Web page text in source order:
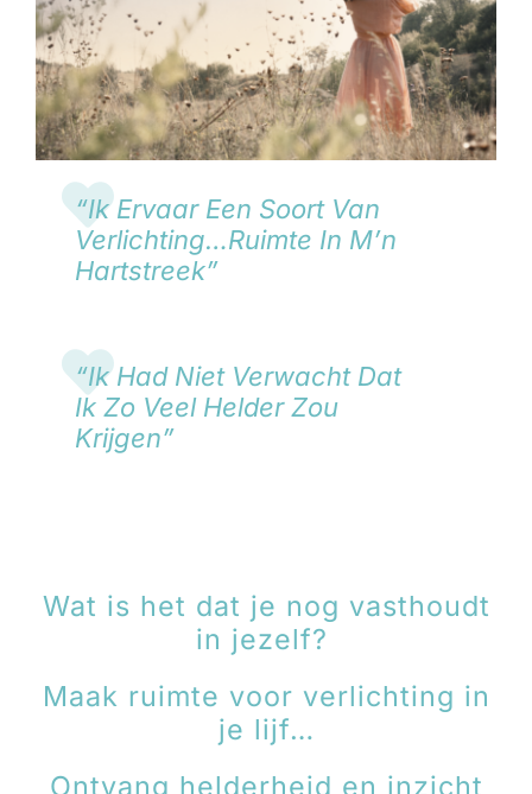
“Ik Ervaar Een Soort Van
Verlichting…ruimte In M’n
Hartstreek”
“Ik Had Niet Verwacht Dat
Ik Zo Veel Helder Zou
Krijgen”
Wat is het dat je nog vasthoudt
in jezelf?
Maak ruimte voor verlichting in
je lijf…
Ontvang helderheid en inzicht